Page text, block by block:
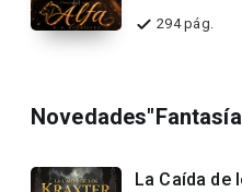
294 pág.
La Caída de